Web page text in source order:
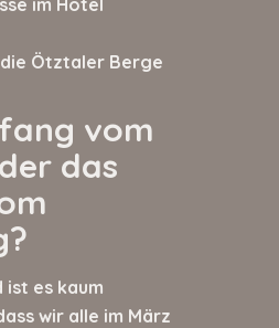
im Hotel
Ötztaler Berge
vom
das
ist es kaum
wir alle im März